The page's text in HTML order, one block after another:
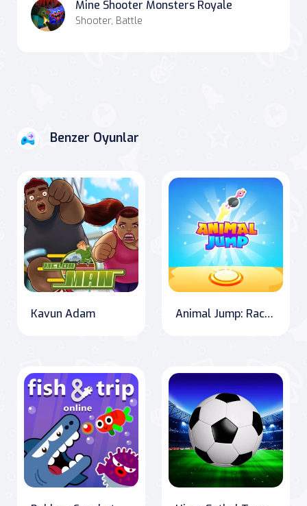
Mine Shooter Monsters Royale
Shooter, Battle
Benzer Oyunlar
Kavun Adam Animal Jump: Race for Survival